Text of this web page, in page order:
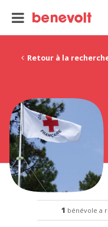
Retour à la
1 bénévole a